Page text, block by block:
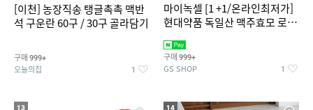
[이천] 농장직송 탱글촉촉 맥반
석 구운란 60구 / 30구 골라담기
구매 999+
오늘의집 1
마이녹셀 [1 +1/온라인최저가]
현대약품 독일산 맥주효모 로즈
1000ml (정가 100,000원)
구매 999+
GS SHOP 1
13 14